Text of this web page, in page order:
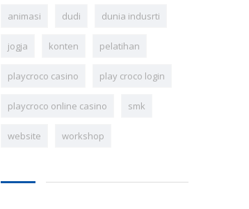
animasi dudi dunia indusrti
jogja konten pelatihan
playcroco casino play croco login
playcroco online casino smk
website workshop